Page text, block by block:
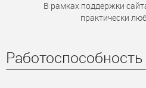
В рамках поддержки
практически
Работоспособность